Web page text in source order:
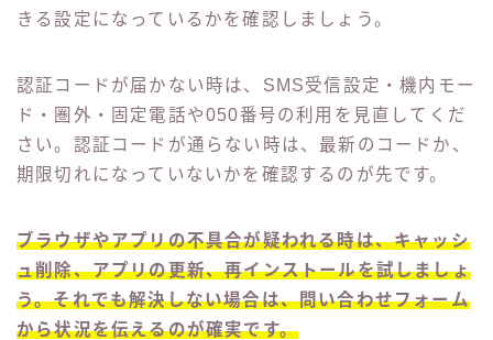
きる設定になっているかを確認しましょう。
認証コードが届かない時は、SMS受信設定・機内モー
ド・圏外・固定電話や050番号の利用を見直してくだ
さい。認証コードが通らない時は、最新のコードか、
期限切れになっていないかを確認するのが先です。
ブラウザやアプリの不具合が疑われる時は、キャッシ
ュ削除、アプリの更新、再インストールを試しましょ
う。それでも解決しない場合は、問い合わせフォーム
から状況を伝えるのが確実です。